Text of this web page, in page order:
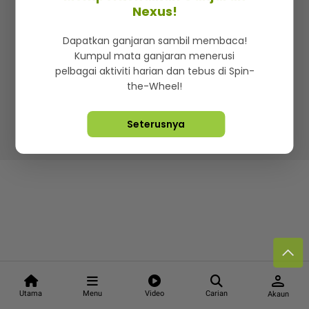
Utama Menu Video Carian
person
Akaun
Iklan di SMG360
Terma & Syarat Dasar Privasi
Lebih hot, viral dan sensasi
Hakcipta Terpelihara ©2026. Star Media Group Berhad
Nexus!
Dapatkan ganjaran sambil membaca!
Kumpul mata ganjaran menerusi
pelbagai aktiviti harian dan tebus di Spin-
the-Wheel!
Seterusnya